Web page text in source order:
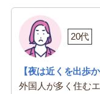
20代
【夜は近くを出歩か
外国人が多く住む